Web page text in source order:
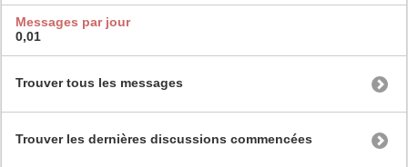
Messages par jour
0,01
Trouver tous les messages
Trouver les dernières discussions commencées